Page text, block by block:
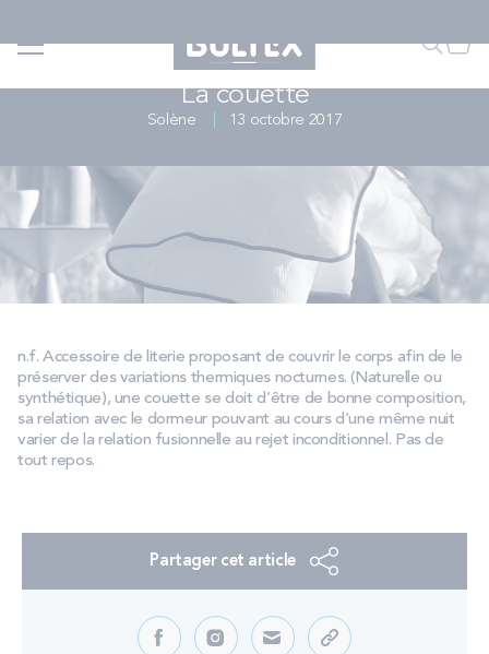
Faire
MATELAS
SOMMIERS
ENSEMBLES
ACCESSOIRES
CONSEILS LITERIE & MATELAS
La couette
Solène 13 octobre 2017
n.f. Accessoire de literie proposant de couvrir le corps afin de le
préserver des variations thermiques nocturnes. (Naturelle ou
synthétique), une couette se doit d’être de bonne composition,
sa relation avec le dormeur pouvant au cours d’une même nuit
varier de la relation fusionnelle au rejet inconditionnel. Pas de
tout repos.
Partager cet article